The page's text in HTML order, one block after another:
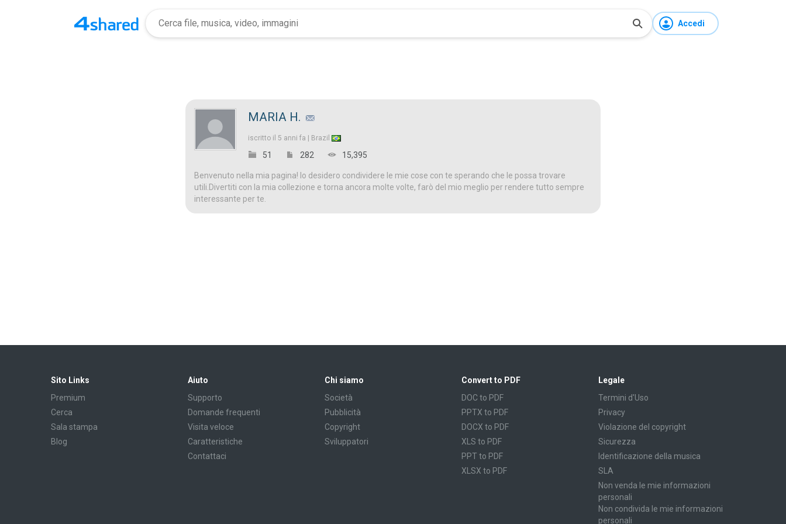
Accedi
MARIA H.
iscritto il 5 anni fa | Brazil
51 282 15,395
Benvenuto nella mia pagina! Io desidero condividere le mie cose con te sperando che le possa trovare
utili.Divertiti con la mia collezione e torna ancora molte volte, farò del mio meglio per rendere tutto sempre
interessante per te.
Sito Links
Premium
Cerca
Sala stampa
Blog
Aiuto
Supporto
Domande frequenti
Visita veloce
Caratteristiche
Contattaci
Chi siamo
Società
Pubblicità
Copyright
Sviluppatori
Convert to PDF
DOC to PDF
PPTX to PDF
DOCX to PDF
XLS to PDF
PPT to PDF
XLSX to PDF
Legale
Termini d'Uso
Privacy
Violazione del copyright
Sicurezza
Identificazione della musica
SLA
Non venda le mie informazioni
personali
Non condivida le mie informazioni
personali